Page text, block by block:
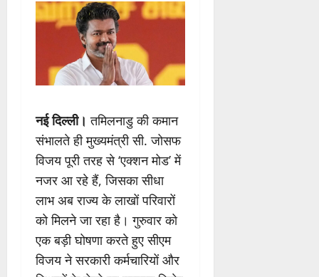
नई दिल्ली। तमिलनाडु की कमान
संभालते ही मुख्यमंत्री सी. जोसफ
विजय पूरी तरह से ‘एक्शन मोड’ में
नजर आ रहे हैं, जिसका सीधा
लाभ अब राज्य के लाखों परिवारों
को मिलने जा रहा है। गुरुवार को
एक बड़ी घोषणा करते हुए सीएम
विजय ने सरकारी कर्मचारियों और